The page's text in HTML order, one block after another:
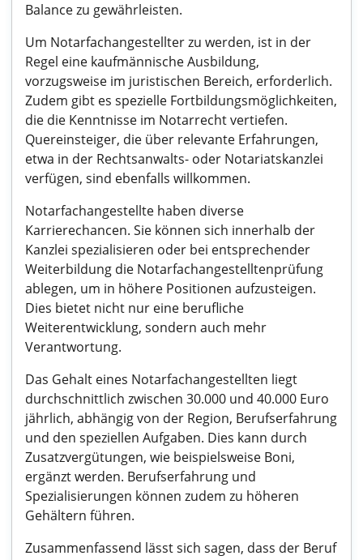
Balance zu gewährleisten.
Um Notarfachangestellter zu werden, ist in der
Regel eine kaufmännische Ausbildung,
vorzugsweise im juristischen Bereich, erforderlich.
Zudem gibt es spezielle Fortbildungsmöglichkeiten,
die die Kenntnisse im Notarrecht vertiefen.
Quereinsteiger, die über relevante Erfahrungen,
etwa in der Rechtsanwalts- oder Notariatskanzlei
verfügen, sind ebenfalls willkommen.
Notarfachangestellte haben diverse
Karrierechancen. Sie können sich innerhalb der
Kanzlei spezialisieren oder bei entsprechender
Weiterbildung die Notarfachangestelltenprüfung
ablegen, um in höhere Positionen aufzusteigen.
Dies bietet nicht nur eine berufliche
Weiterentwicklung, sondern auch mehr
Verantwortung.
Das Gehalt eines Notarfachangestellten liegt
durchschnittlich zwischen 30.000 und 40.000 Euro
jährlich, abhängig von der Region, Berufserfahrung
und den speziellen Aufgaben. Dies kann durch
Zusatzvergütungen, wie beispielsweise Boni,
ergänzt werden. Berufserfahrung und
Spezialisierungen können zudem zu höheren
Gehältern führen.
Zusammenfassend lässt sich sagen, dass der Beruf